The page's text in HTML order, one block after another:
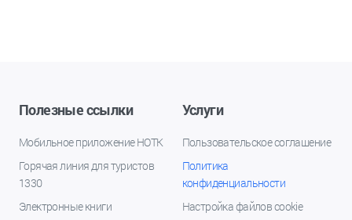
Полезные ссылки
Мобильное приложение НОТК
Горячая линия для туристов
1330
Электронные книги
Услуги
Пользовательское соглашение
Политика
конфиденциальности
Настройка файлов cookie